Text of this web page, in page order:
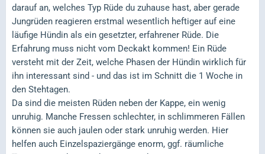
darauf an, welches Typ Rüde du zuhause hast, aber gerade
Jungrüden reagieren erstmal wesentlich heftiger auf eine
läufige Hündin als ein gesetzter, erfahrener Rüde. Die
Erfahrung muss nicht vom Deckakt kommen! Ein Rüde
versteht mit der Zeit, welche Phasen der Hündin wirklich für
ihn interessant sind - und das ist im Schnitt die 1 Woche in
den Stehtagen.
Da sind die meisten Rüden neben der Kappe, ein wenig
unruhig. Manche Fressen schlechter, in schlimmeren Fällen
können sie auch jaulen oder stark unruhig werden. Hier
helfen auch Einzelspaziergänge enorm, ggf. räumliche